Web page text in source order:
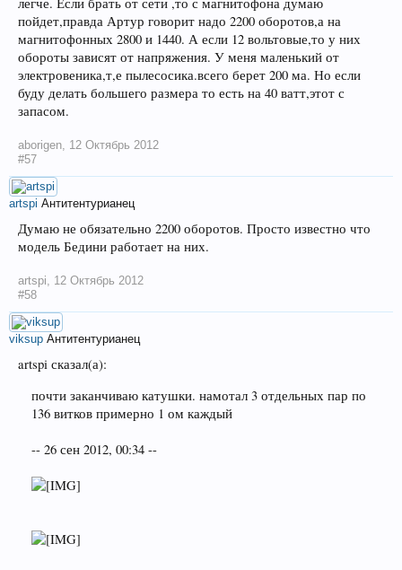
пойдет,правда Артур говорит надо 2200 оборотов,а на
магнитофонных 2800 и 1440. А если 12 вольтовые,то у них
обороты зависят от напряжения. У меня маленький от
электровеника,т,е пылесосика.всего берет 200 ма. Но если
буду делать большего размера то есть на 40 ватт,этот с
запасом.
aborigen 12 Октябрь 2012
#57
artspi Антитентурианец
Думаю не обязательно 2200 оборотов. Просто известно что
модель Бедини работает на них.
artspi
12 Октябрь 2012
#58
viksup Антитентурианец
artspi сказал(а):
почти заканчиваю катушки. намотал 3 отдельных пар по
136 витков примерно 1 ом каждый
-- 26 сен 2012, 00:34 --